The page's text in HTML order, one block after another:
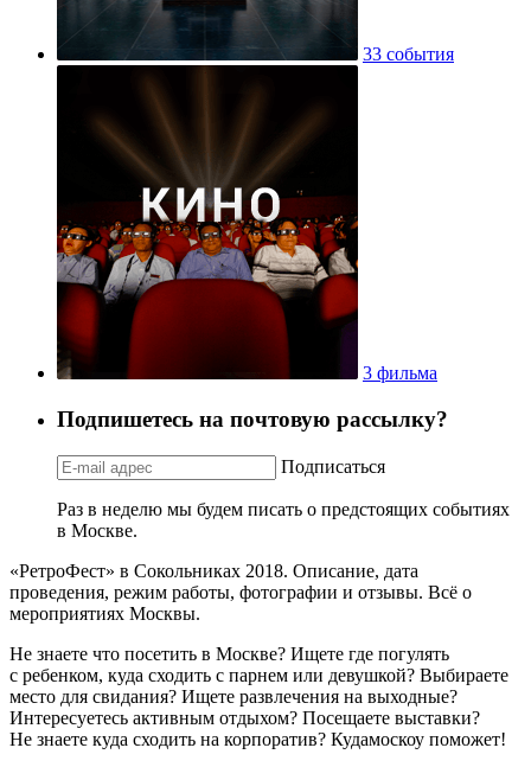
33 события
3 фильма
Подпишетесь на почтовую рассылку?
Подписаться
Раз в неделю мы будем писать о предстоящих событиях
в Москве.
«РетроФест» в Сокольниках 2018. Описание, дата
проведения, режим работы, фотографии и отзывы. Всё о
мероприятиях Москвы.
Не знаете что посетить в Москве? Ищете где погулять
с ребенком, куда сходить с парнем или девушкой? Выбираете
место для свидания? Ищете развлечения на выходные?
Интересуетесь активным отдыхом? Посещаете выставки?
Не знаете куда сходить на корпоратив? Кудамоскоу поможет!